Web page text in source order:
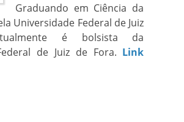
Graduando em Ciência da
Universidade Federal de Juiz
é bolsista da
de Juiz de Fora. Link